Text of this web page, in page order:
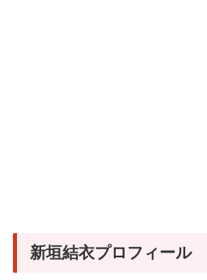
新垣結衣プロフィール